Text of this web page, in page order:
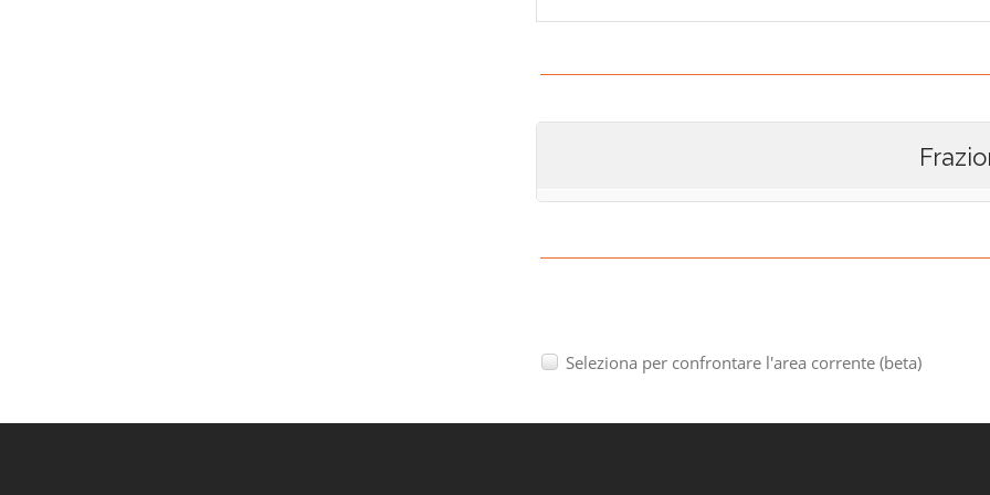
Seleziona per confrontare l'area corrente (beta)